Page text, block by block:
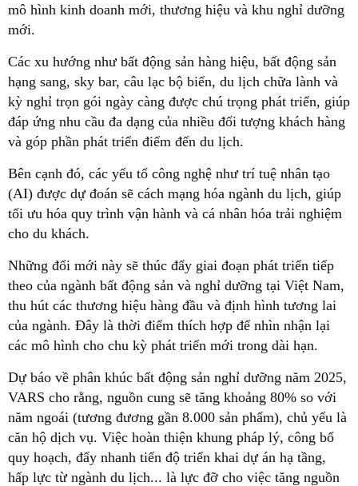
mô hình kinh doanh mới, thương hiệu và khu nghỉ dưỡng
mới.
Các xu hướng như bất động sản hàng hiệu, bất động sản
hạng sang, sky bar, câu lạc bộ biển, du lịch chữa lành và
kỳ nghỉ trọn gói ngày càng được chú trọng phát triển, giúp
đáp ứng nhu cầu đa dạng của nhiều đối tượng khách hàng
và góp phần phát triển điểm đến du lịch.
Bên cạnh đó, các yếu tố công nghệ như trí tuệ nhân tạo
(AI) được dự đoán sẽ cách mạng hóa ngành du lịch, giúp
tối ưu hóa quy trình vận hành và cá nhân hóa trải nghiệm
cho du khách.
Những đổi mới này sẽ thúc đẩy giai đoạn phát triển tiếp
theo của ngành bất động sản và nghỉ dưỡng tại Việt Nam,
thu hút các thương hiệu hàng đầu và định hình tương lai
của ngành. Đây là thời điểm thích hợp để nhìn nhận lại
các mô hình cho chu kỳ phát triển mới trong dài hạn.
Dự báo về phân khúc bất động sản nghỉ dưỡng năm 2025,
VARS cho rằng, nguồn cung sẽ tăng khoảng 80% so với
năm ngoái (tương đương gần 8.000 sản phẩm), chủ yếu là
căn hộ dịch vụ. Việc hoàn thiện khung pháp lý, công bố
quy hoạch, đẩy nhanh tiến độ triển khai dự án hạ tầng,
hấp lực từ ngành du lịch... là lực đỡ cho việc tăng nguồn